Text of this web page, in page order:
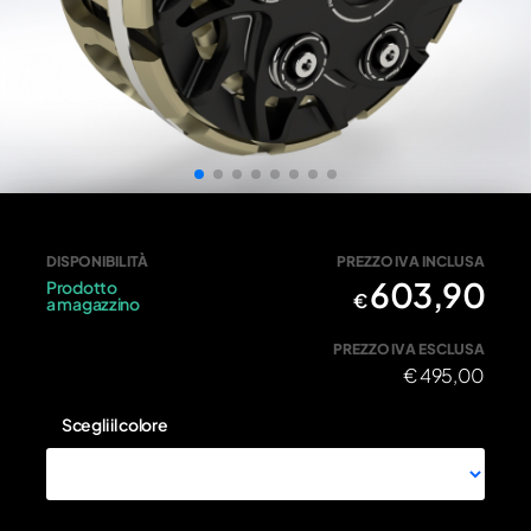
FZA004N - Nero • Frizione antisaltellamento con campana
DISPONIBILITÀ
Prodotto
a magazzino
PREZZO IVA INCLUSA
€603,90
PREZZO IVA ESCLUSA
€495,00
Scegli il colore